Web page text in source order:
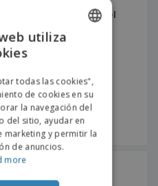
Libreta A5 de tapa dura
"Classic" | Libreta de piel
+4
Portafolios A4 "Ebony" |
SPANISH
utiliza
todas las cookies",
de cookies en su
la navegación del
del sitio, ayudar en
marketing y permitir la
de anuncios.
more